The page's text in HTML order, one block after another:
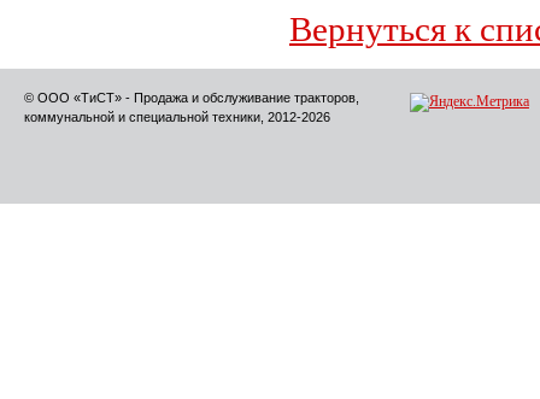
Вернуться к
© ООО «ТиСТ» - Продажа и обслуживание тракторов,
коммунальной и специальной техники, 2012-2026